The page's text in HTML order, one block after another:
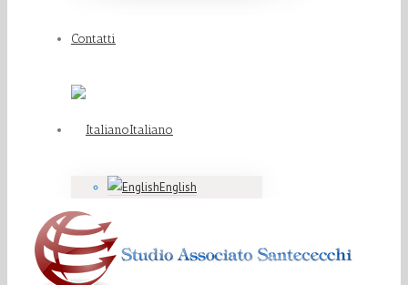
Contatti
Italiano
English